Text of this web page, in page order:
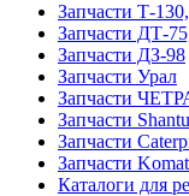
Запчасти Т-
Запчасти ДТ-
Запчасти ДЗ-98
Запчасти Урал
Запчасти
Запчасти
Запчасти
Запчасти
Каталоги для